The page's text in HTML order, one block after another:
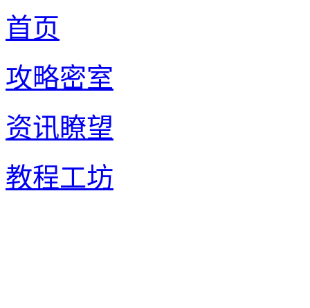
首页
攻略密室
资讯瞭望
教程工坊